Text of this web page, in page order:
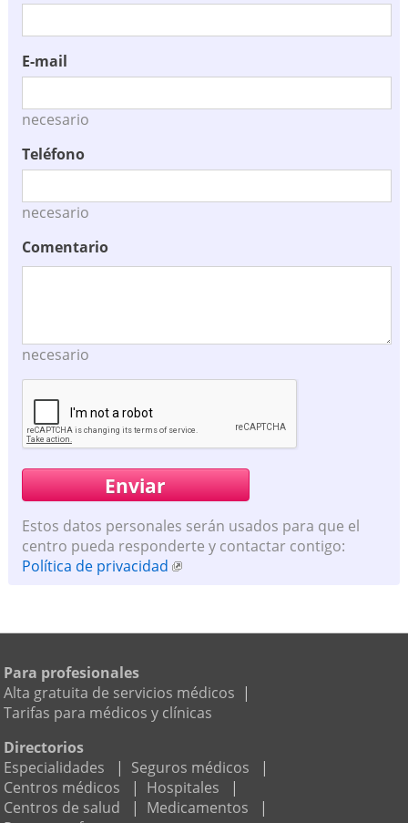
E-mail
necesario
Teléfono
necesario
Comentario
necesario
Estos datos personales serán usados para que el
centro pueda responderte y contactar contigo:
Política de privacidad
Para profesionales
Alta gratuita de servicios médicos |
Tarifas para médicos y clínicas
Directorios
Especialidades
| Seguros médicos
|
Centros médicos
| Hospitales
|
Centros de salud
| Medicamentos
|